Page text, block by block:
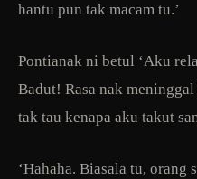
hantu pun tak macam tu.’
Pontianak ni betul ‘Aku
Badut! Rasa nak
tak tau kenapa aku takut
‘Hahaha. Biasala tu, orang